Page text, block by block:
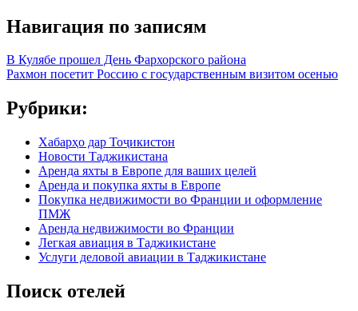
Навигация по записям
В Кулябе прошел День Фархорского района
Рахмон посетит Россию с государственным визитом осенью
Рубрики:
Хабарҳо дар Тоҷикистон
Новости Таджикистана
Аренда яхты в Европе для ваших целей
Аренда и покупка яхты в Европе
Покупка недвижимости во Франции и оформление
ПМЖ
Аренда недвижимости во Франции
Легкая авиация в Таджикистане
Услуги деловой авиации в Таджикистане
Поиск отелей